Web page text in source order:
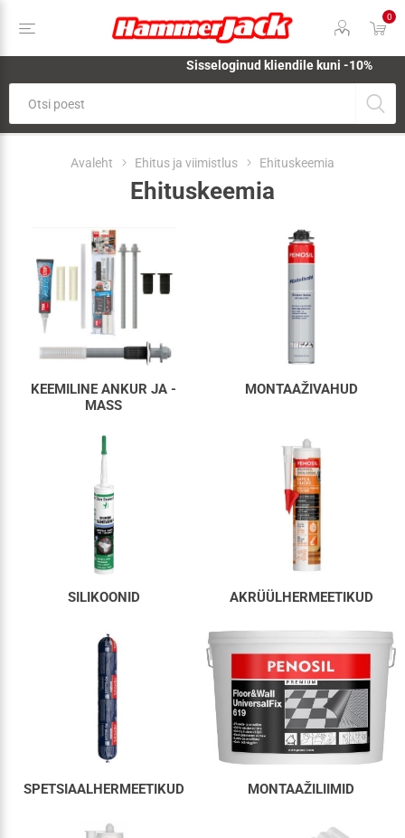
0
Sisseloginud kliendile kuni -10%
Avaleht Ehitus ja viimistlus Ehituskeemia
Ehituskeemia
KEEMILINE ANKUR JA -
MASS
MONTAAŽIVAHUD
SILIKOONID AKRÜÜLHERMEETIKUD
SPETSIAALHERMEETIKUD MONTAAŽILIIMID